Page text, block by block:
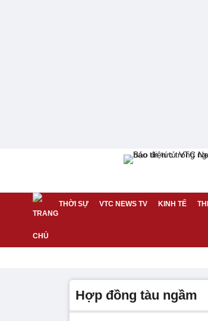
THỜI SỰ VTC NEWS TV KINH TẾ
hợp đồng tàu ngầm